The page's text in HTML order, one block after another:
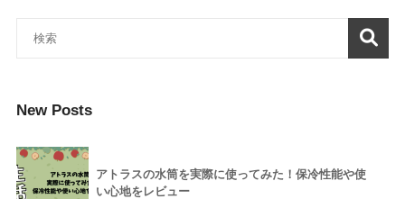
New Posts
アトラスの水筒を実際に使ってみた！保冷性能や使
い心地をレビュー